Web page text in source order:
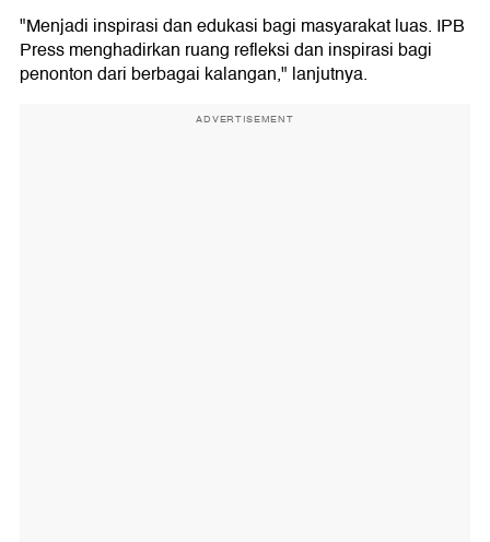
"Menjadi inspirasi dan edukasi bagi masyarakat luas. IPB
Press menghadirkan ruang refleksi dan inspirasi bagi
penonton dari berbagai kalangan," lanjutnya.
ADVERTISEMENT